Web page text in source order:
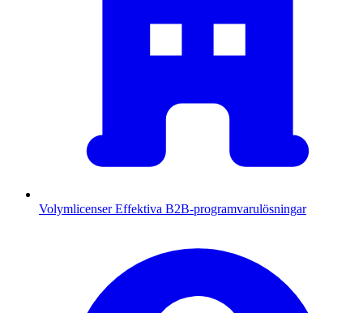
Volymlicenser Effektiva B2B-programvarulösningar